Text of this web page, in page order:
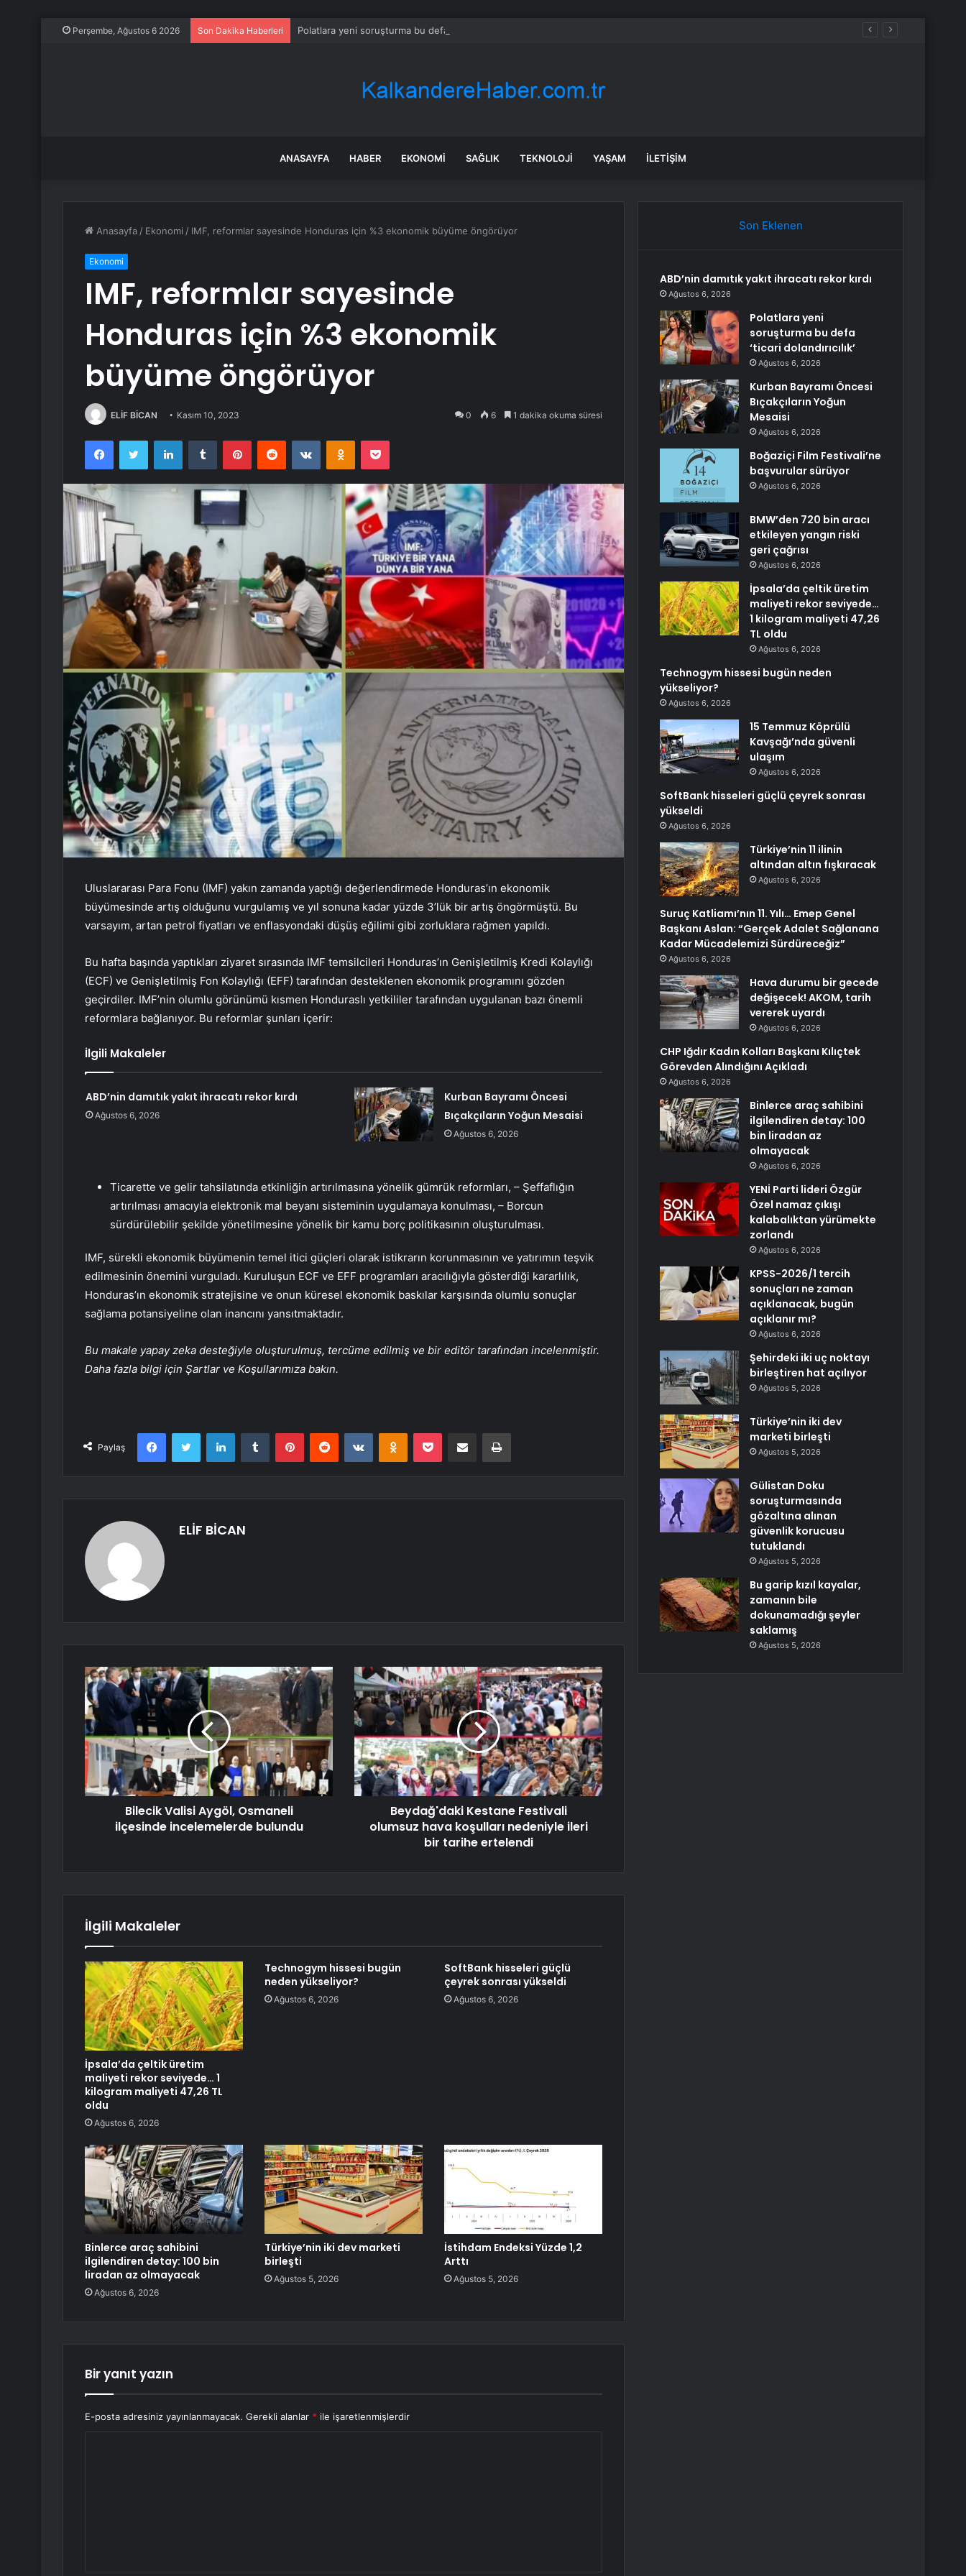
Perşembe, Ağustos 6 2026 Son Dakika Haberleri Polatlara yeni soruşturma bu defa ‘ticari dolandırıcılık’
ANASAYFA HABER EKONOMI SAĞLIK TEKNOLOJI YAŞAM İLETIŞIM
Anasayfa / Ekonomi / IMF, reformlar sayesinde Honduras için %3 ekonomik büyüme öngörüyor
Ekonomi
IMF, reformlar sayesinde
Honduras için %3 ekonomik
büyüme öngörüyor
ELİF BİCAN Kasım 10, 2023 0 6 1 dakika okuma süresi
FacebookTwitter LinkedInTumblr PinterestReddit VKontakteOdnoklassniki
Pocket
Uluslararası Para Fonu (IMF) yakın zamanda yaptığı değerlendirmede Honduras’ın ekonomik
büyümesinde artış olduğunu vurgulamış ve yıl sonuna kadar yüzde 3’lük bir artış öngörmüştü. Bu
varsayım, artan petrol fiyatları ve enflasyondaki düşüş eğilimi gibi zorluklara rağmen yapıldı.
Bu hafta başında yaptıkları ziyaret sırasında IMF temsilcileri Honduras’ın Genişletilmiş Kredi Kolaylığı
(ECF) ve Genişletilmiş Fon Kolaylığı (EFF) tarafından desteklenen ekonomik programını gözden
geçirdiler. IMF’nin olumlu görünümü kısmen Honduraslı yetkililer tarafından uygulanan bazı önemli
reformlara bağlanıyor. Bu reformlar şunları içerir:
İlgili Makaleler
ABD’nin damıtık yakıt ihracatı rekor kırdı
Ağustos 6, 2026
Kurban Bayramı Öncesi
Bıçakçıların Yoğun Mesaisi
Ağustos 6, 2026
Ticarette ve gelir tahsilatında etkinliğin artırılmasına yönelik gümrük reformları, – Şeffaflığın
artırılması amacıyla elektronik mal beyanı sisteminin uygulamaya konulması, – Borcun
sürdürülebilir şekilde yönetilmesine yönelik bir kamu borç politikasının oluşturulması.
IMF, sürekli ekonomik büyümenin temel itici güçleri olarak istikrarın korunmasının ve yatırımın teşvik
edilmesinin önemini vurguladı. Kuruluşun ECF ve EFF programları aracılığıyla gösterdiği kararlılık,
Honduras’ın ekonomik stratejisine ve onun küresel ekonomik baskılar karşısında olumlu sonuçlar
sağlama potansiyeline olan inancını yansıtmaktadır.
Bu makale yapay zeka desteğiyle oluşturulmuş, tercüme edilmiş ve bir editör tarafından incelenmiştir.
Daha fazla bilgi için Şartlar ve Koşullarımıza bakın.
Paylaş
FacebookTwitter LinkedInTumblr PinterestReddit VKontakteOdnoklassniki
Pocket E-Posta ile paylaş Yazdır
ELİF BİCAN
Bilecik Valisi Aygöl, Osmaneli
ilçesinde incelemelerde bulundu
Beydağ'daki Kestane Festivali
olumsuz hava koşulları nedeniyle ileri
bir tarihe ertelendi
İlgili Makaleler
İpsala’da çeltik üretim
maliyeti rekor seviyede… 1
kilogram maliyeti 47,26 TL
oldu
Ağustos 6, 2026
Technogym hissesi bugün
neden yükseliyor?
Ağustos 6, 2026
SoftBank hisseleri güçlü
çeyrek sonrası yükseldi
Ağustos 6, 2026
Binlerce araç sahibini
ilgilendiren detay: 100 bin
liradan az olmayacak
Ağustos 6, 2026
Türkiye’nin iki dev marketi
birleşti
Ağustos 5, 2026
İstihdam Endeksi Yüzde 1,2
Arttı
Ağustos 5, 2026
Bir yanıt yazın
E-posta adresiniz yayınlanmayacak. Gerekli alanlar * ile işaretlenmişlerdir
Son Eklenen
ABD’nin damıtık yakıt ihracatı rekor kırdı
Ağustos 6, 2026
Polatlara yeni
soruşturma bu defa
‘ticari dolandırıcılık’
Ağustos 6, 2026
Kurban Bayramı Öncesi
Bıçakçıların Yoğun
Mesaisi
Ağustos 6, 2026
Boğaziçi Film Festivali’ne
başvurular sürüyor
Ağustos 6, 2026
BMW’den 720 bin aracı
etkileyen yangın riski
geri çağrısı
Ağustos 6, 2026
İpsala’da çeltik üretim
maliyeti rekor seviyede…
1 kilogram maliyeti 47,26
TL oldu
Ağustos 6, 2026
Technogym hissesi bugün neden
yükseliyor?
Ağustos 6, 2026
15 Temmuz Köprülü
Kavşağı’nda güvenli
ulaşım
Ağustos 6, 2026
SoftBank hisseleri güçlü çeyrek sonrası
yükseldi
Ağustos 6, 2026
Türkiye’nin 11 ilinin
altından altın fışkıracak
Ağustos 6, 2026
Suruç Katliamı’nın 11. Yılı… Emep Genel
Başkanı Aslan: “Gerçek Adalet Sağlanana
Kadar Mücadelemizi Sürdüreceğiz”
Ağustos 6, 2026
Hava durumu bir gecede
değişecek! AKOM, tarih
vererek uyardı
Ağustos 6, 2026
CHP Iğdır Kadın Kolları Başkanı Kılıçtek
Görevden Alındığını Açıkladı
Ağustos 6, 2026
Binlerce araç sahibini
ilgilendiren detay: 100
bin liradan az
olmayacak
Ağustos 6, 2026
YENİ Parti lideri Özgür
Özel namaz çıkışı
kalabalıktan yürümekte
zorlandı
Ağustos 6, 2026
KPSS-2026/1 tercih
sonuçları ne zaman
açıklanacak, bugün
açıklanır mı?
Ağustos 6, 2026
Şehirdeki iki uç noktayı
birleştiren hat açılıyor
Ağustos 5, 2026
Türkiye’nin iki dev
marketi birleşti
Ağustos 5, 2026
Gülistan Doku
soruşturmasında
gözaltına alınan
güvenlik korucusu
tutuklandı
Ağustos 5, 2026
Bu garip kızıl kayalar,
zamanın bile
dokunamadığı şeyler
saklamış
Ağustos 5, 2026